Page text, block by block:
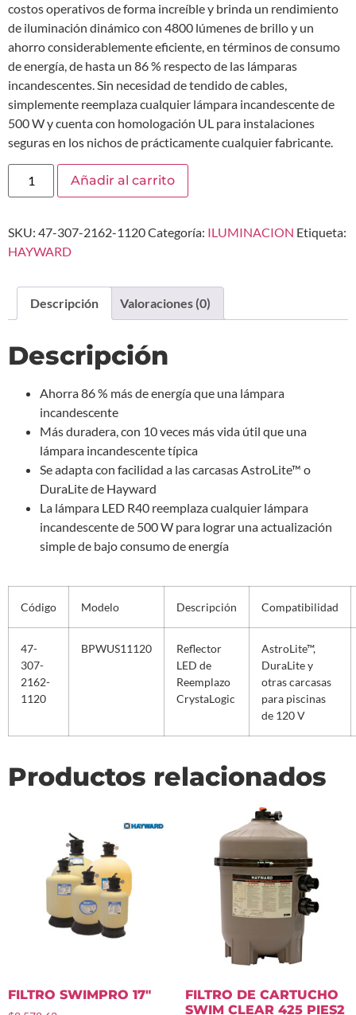
costos operativos de forma increíble y brinda un rendimiento
de iluminación dinámico con 4800 lúmenes de brillo y un
ahorro considerablemente eficiente, en términos de consumo
de energía, de hasta un 86 % respecto de las lámparas
incandescentes. Sin necesidad de tendido de cables,
simplemente reemplaza cualquier lámpara incandescente de
500 W y cuenta con homologación UL para instalaciones
seguras en los nichos de prácticamente cualquier fabricante.
Añadir al carrito
SKU: 47-307-2162-1120Categoría: ILUMINACION Etiqueta:
HAYWARD
Descripción Valoraciones (0)
Descripción
Ahorra 86 % más de energía que una lámpara
incandescente
Más duradera, con 10 veces más vida útil que una
lámpara incandescente típica
Se adapta con facilidad a las carcasas AstroLite™ o
DuraLite de Hayward
La lámpara LED R40 reemplaza cualquier lámpara
incandescente de 500 W para lograr una actualización
simple de bajo consumo de energía
Código Modelo Descripción Compatibilidad
47-
307-
2162-
1120
BPWUS11120
Reflector
LED de
Reemplazo
CrystaLogic
AstroLite™,
DuraLite y
otras carcasas
para piscinas
de 120 V
Productos relacionados
FILTRO SWIMPRO 17″
FILTRO DE CARTUCHO
SWIM CLEAR 425 PIES2